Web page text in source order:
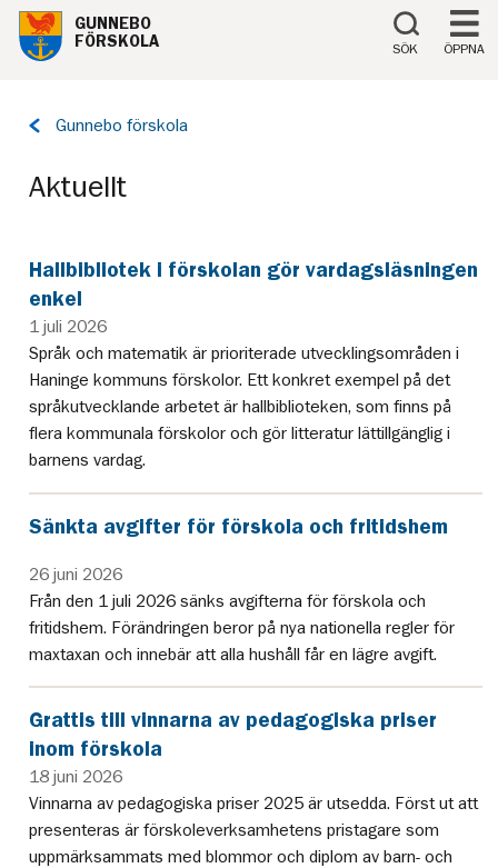
Till innehåll på sidan
GUNNEBO
FÖRSKOLA
SÖK ÖPPNA
Tillbaka
Gunnebo förskola
Aktuellt
Hallbibliotek i förskolan gör vardagsläsningen
enkel
1 juli 2026
Språk och matematik är prioriterade utvecklingsområden i
Haninge kommuns förskolor. Ett konkret exempel på det
språkutvecklande arbetet är hallbiblioteken, som finns på
flera kommunala förskolor och gör litteratur lättillgänglig i
barnens vardag.
Sänkta avgifter för förskola och fritidshem
26 juni 2026
Från den 1 juli 2026 sänks avgifterna för förskola och
fritidshem. Förändringen beror på nya nationella regler för
maxtaxan och innebär att alla hushåll får en lägre avgift.
Grattis till vinnarna av pedagogiska priser
inom förskola
18 juni 2026
Vinnarna av pedagogiska priser 2025 är utsedda. Först ut att
presenteras är förskoleverksamhetens pristagare som
uppmärksammats med blommor och diplom av barn- och